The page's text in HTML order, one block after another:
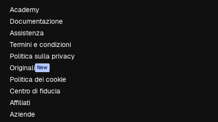
Academy
Documentazione
Assistenza
Termini e condizioni
Politica sulla privacy
Originali New
Politica dei cookie
Centro di fiducia
Affiliati
Aziende